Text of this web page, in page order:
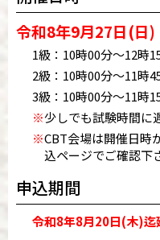
令和8年9月27日(日)
1級： 10時00分～12時
2級： 10時00分～11時
3級： 10時00分～11時
※少しでも試験時間に
※CBT会場は開催日時
込ページでご確認下
申込期間
令和8年8月20日(木)迄